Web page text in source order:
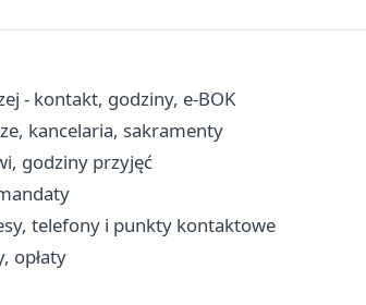
- kontakt, godziny, e-BOK
kancelaria, sakramenty
godziny przyjęć
telefony i punkty kontaktowe
opłaty